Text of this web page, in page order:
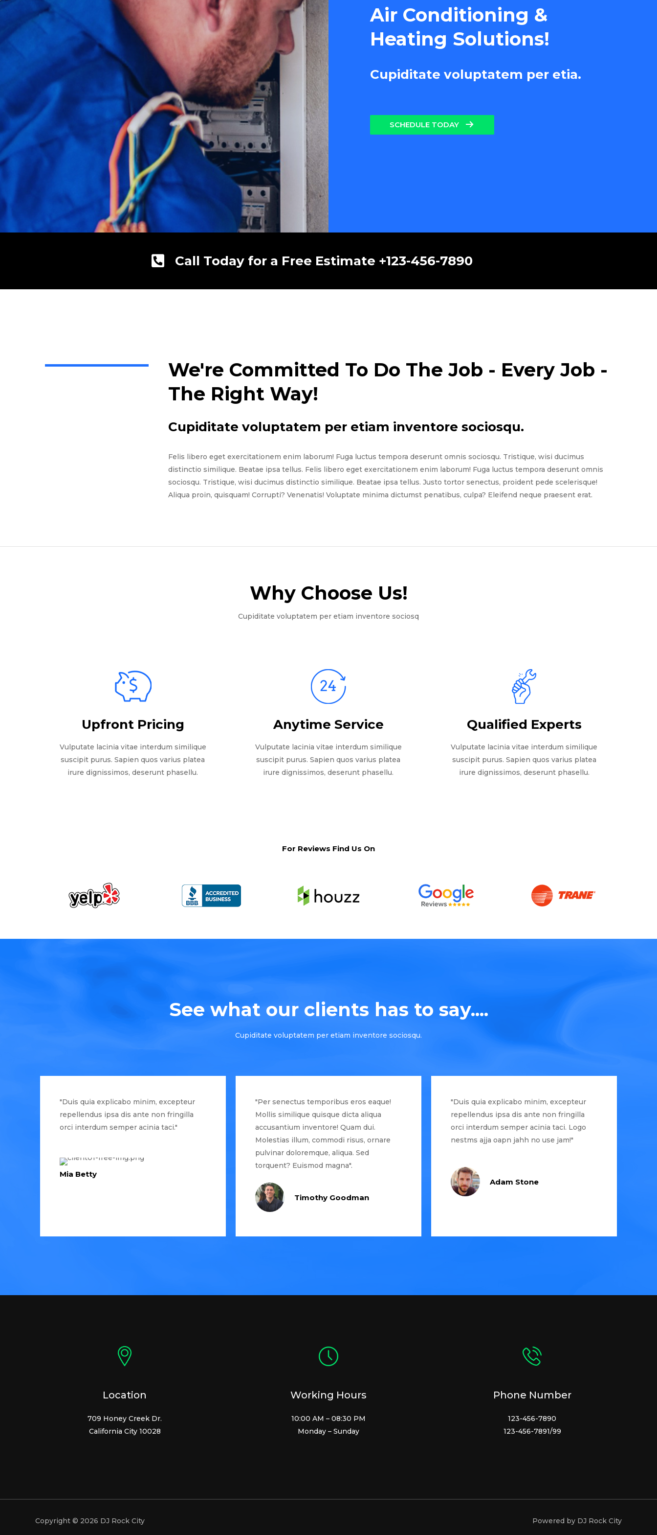
Air Conditioning &
Heating Solutions!
Cupiditate voluptatem per etia.
SCHEDULE TODAY
Call Today for a Free Estimate +123-456-7890
We're Committed To Do The Job - Every Job -
The Right Way!
Cupiditate voluptatem per etiam inventore sociosqu.
Felis libero eget exercitationem enim laborum! Fuga luctus tempora deserunt omnis sociosqu. Tristique, wisi ducimus
distinctio similique. Beatae ipsa tellus. Felis libero eget exercitationem enim laborum! Fuga luctus tempora deserunt omnis
sociosqu. Tristique, wisi ducimus distinctio similique. Beatae ipsa tellus. Justo tortor senectus, proident pede scelerisque!
Aliqua proin, quisquam! Corrupti? Venenatis! Voluptate minima dictumst penatibus, culpa? Eleifend neque praesent erat.
Why Choose Us!​
Cupiditate voluptatem per etiam inventore sociosq
Upfront Pricing
Vulputate lacinia vitae interdum similique
suscipit purus. Sapien quos varius platea
irure dignissimos, deserunt phasellu.
Anytime Service
Vulputate lacinia vitae interdum similique
suscipit purus. Sapien quos varius platea
irure dignissimos, deserunt phasellu.
Qualified Experts
Vulputate lacinia vitae interdum similique
suscipit purus. Sapien quos varius platea
irure dignissimos, deserunt phasellu.
For Reviews Find Us On
See what our clients has to say....
Cupiditate voluptatem per etiam inventore sociosqu.
"Duis quia explicabo minim, excepteur
repellendus ipsa dis ante non fringilla
orci interdum semper acinia taci."
Mia Betty
"Per senectus temporibus eros eaque!
Mollis similique quisque dicta aliqua
accusantium inventore! Quam dui.
Molestias illum, commodi risus, ornare
pulvinar doloremque, aliqua. Sed
torquent? Euismod magna".
Timothy Goodman
"Duis quia explicabo minim, excepteur
repellendus ipsa dis ante non fringilla
orci interdum semper acinia taci. Logo
nestms ajja oapn jahh no use jam!"
Adam Stone
Location
709 Honey Creek Dr.
California City 10028
Working Hours
10:00 AM – 08:30 PM
Monday – Sunday
Phone Number
123-456-7890
123-456-7891/99
Copyright © 2026 DJ Rock City Powered by DJ Rock City